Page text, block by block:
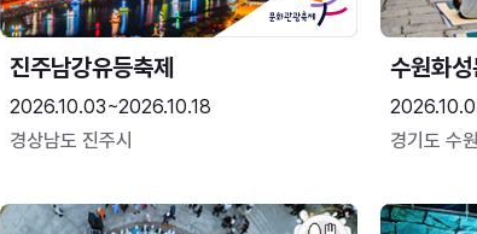
진주남강유등축제
2026.10.03~2026.10.18
경상남도 진주시
수원화성
경기도 수